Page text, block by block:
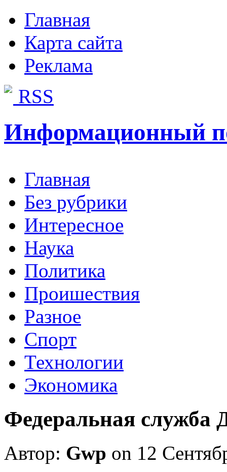
Главная
Карта сайта
Реклама
RSS
Информационный
Главная
Без рубрики
Интересное
Наука
Политика
Проишествия
Разное
Спорт
Технологии
Экономика
Федеральная служба
Автор: Gwp on 12